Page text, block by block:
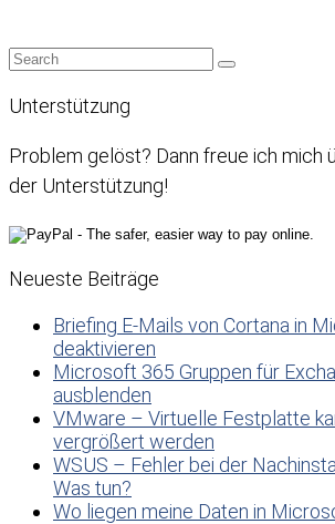
Unterstützung
Problem gelöst? Dann freue ich mich
der Unterstützung!
Neueste Beiträge
Briefing E-Mails von Cortana in
deaktivieren
Microsoft 365 Gruppen für
ausblenden
VMware – Virtuelle Festplatte
vergrößert werden
WSUS – Fehler bei der
Was tun?
Wo liegen meine Daten in